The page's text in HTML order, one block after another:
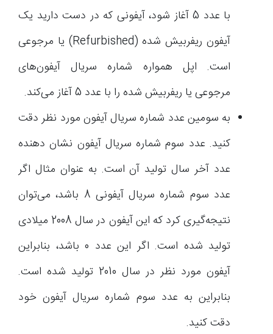
با عدد 5 آغاز شود، آیفونی که در دست دارید یک
آیفون ریفربیش شده (Refurbished) یا مرجوعی
است. اپل همواره شماره سریال آیفون‌های
مرجوعی یا ریفربیش شده را با عدد 5 آغاز می‌کند.
به سومین عدد شماره سریال آیفون مورد نظر دقت
کنید. عدد سوم شماره سریال آیفون نشان دهنده
عدد آخر سال تولید آن است. به عنوان مثال اگر
عدد سوم شماره سریال آیفونی 8 باشد، می‌توان
نتیجه‌گیری کرد که این آیفون در سال 2008 میلادی
تولید شده است. اگر این عدد 0 باشد، بنابراین
آیفون مورد نظر در سال 2010 تولید شده است.
بنابراین به عدد سوم شماره سریال آیفون خود
دقت کنید.